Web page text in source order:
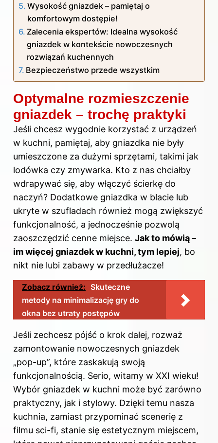
Wysokość gniazdek – pamiętaj o
komfortowym dostępie!
Zalecenia ekspertów: Idealna wysokość
gniazdek w kontekście nowoczesnych
rozwiązań kuchennych
Bezpieczeństwo przede wszystkim
Optymalne rozmieszczenie
gniazdek – trochę praktyki
Jeśli chcesz wygodnie korzystać z urządzeń
w kuchni, pamiętaj, aby gniazdka nie były
umieszczone za dużymi sprzętami, takimi jak
lodówka czy zmywarka. Kto z nas chciałby
wdrapywać się, aby włączyć ścierkę do
naczyń? Dodatkowe gniazdka w blacie lub
ukryte w szufladach również mogą zwiększyć
funkcjonalność, a jednocześnie pozwolą
zaoszczędzić cenne miejsce. Jak to mówią –
im więcej gniazdek w kuchni, tym lepiej, bo
nikt nie lubi zabawy w przedłużacze!
Zobacz również: Skuteczne
metody na minimalizację gry do
okna bez utraty postępów
Jeśli zechcesz pójść o krok dalej, rozważ
zamontowanie nowoczesnych gniazdek
„pop-up”, które zaskakują swoją
funkcjonalnością. Serio, witamy w XXI wieku!
Wybór gniazdek w kuchni może być zarówno
praktyczny, jak i stylowy. Dzięki temu nasza
kuchnia, zamiast przypominać scenerię z
filmu sci-fi, stanie się estetycznym miejscem,